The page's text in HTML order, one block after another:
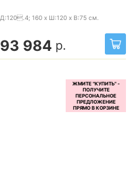
Д:120.4; 160 x Ш:120 x В:75 см.
93 984 р.